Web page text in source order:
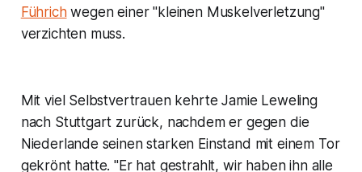
Führichwegen einer "kleinen Muskelverletzung"
verzichten muss.
Mit viel Selbstvertrauen kehrte Jamie Leweling
nach Stuttgart zurück, nachdem er gegen die
Niederlande seinen starken Einstand mit einem Tor
gekrönt hatte. "Er hat gestrahlt, wir haben ihn alle